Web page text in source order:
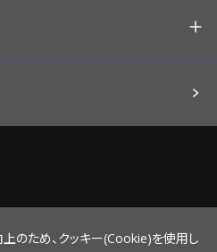
上のため、クッキー(Cookie)を使用し